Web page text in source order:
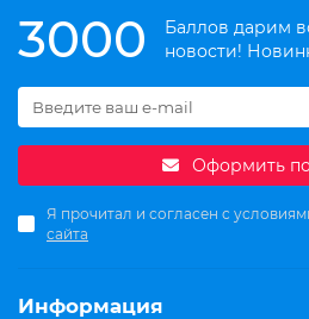
3000
Баллов дарим
новости!
Оформить
Я прочитал и согласен с
сайта
Информация